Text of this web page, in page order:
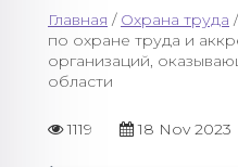
Главная / Охрана труда
по охране труда и
организаций,
области
1119 18 Nov 2023